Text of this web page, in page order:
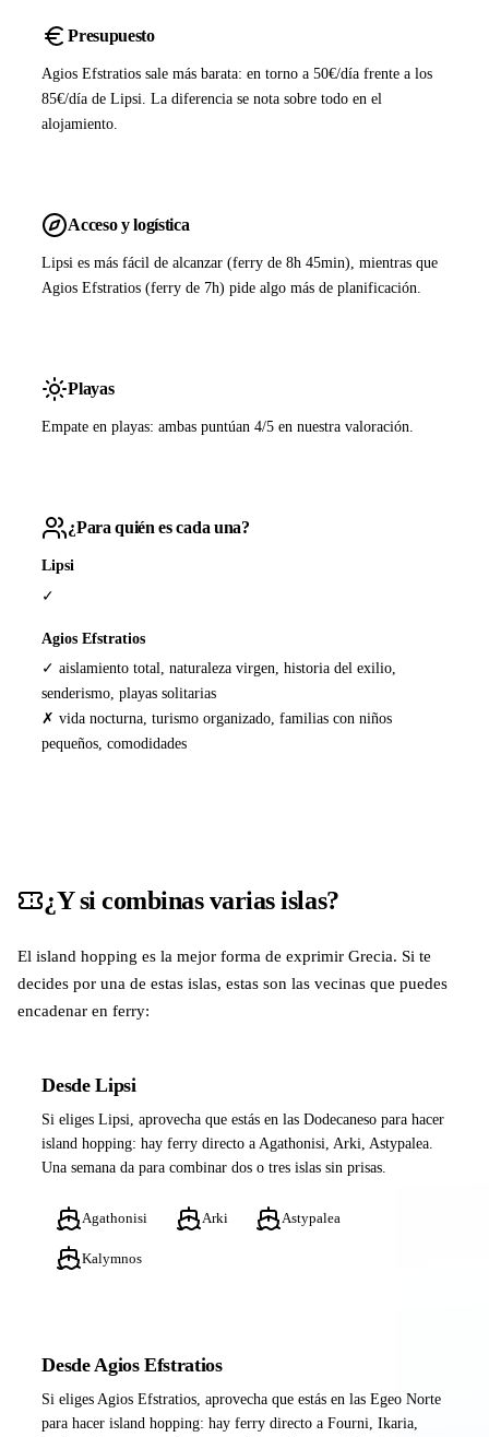
Presupuesto
Agios Efstratios sale más barata: en torno a 50€/día frente a los
85€/día de Lipsi. La diferencia se nota sobre todo en el
alojamiento.
Acceso y logística
Lipsi es más fácil de alcanzar (ferry de 8h 45min), mientras que
Agios Efstratios (ferry de 7h) pide algo más de planificación.
Playas
Empate en playas: ambas puntúan 4/5 en nuestra valoración.
¿Para quién es cada una?
Lipsi
✓
Agios Efstratios
✓ aislamiento total, naturaleza virgen, historia del exilio,
senderismo, playas solitarias
✗ vida nocturna, turismo organizado, familias con niños
pequeños, comodidades
¿Y si combinas varias islas?
El island hopping es la mejor forma de exprimir Grecia. Si te
decides por una de estas islas, estas son las vecinas que puedes
encadenar en ferry:
Desde Lipsi
Si eliges Lipsi, aprovecha que estás en las Dodecaneso para hacer
island hopping: hay ferry directo a Agathonisi, Arki, Astypalea.
Una semana da para combinar dos o tres islas sin prisas.
Agathonisi Arki Astypalea
Kalymnos
Desde Agios Efstratios
Si eliges Agios Efstratios, aprovecha que estás en las Egeo Norte
para hacer island hopping: hay ferry directo a Fourni, Ikaria,